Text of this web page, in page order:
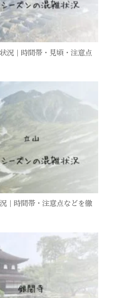
況｜時間帯・見頃・注意点
｜時間帯・注意点などを徹